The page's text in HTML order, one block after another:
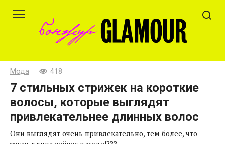
Мода 418
7 стильных стрижек на короткие
волосы, которые выглядят
привлекательнее длинных волос
Они выглядят очень привлекательно, тем более, что